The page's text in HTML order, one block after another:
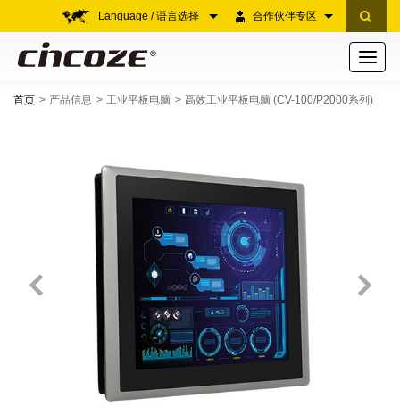
合作伙伴专区
Language / 语言选择
Toggle
首页 产品信息 工业平板电脑 高效工业平板电脑 (CV-100/P2000系列)